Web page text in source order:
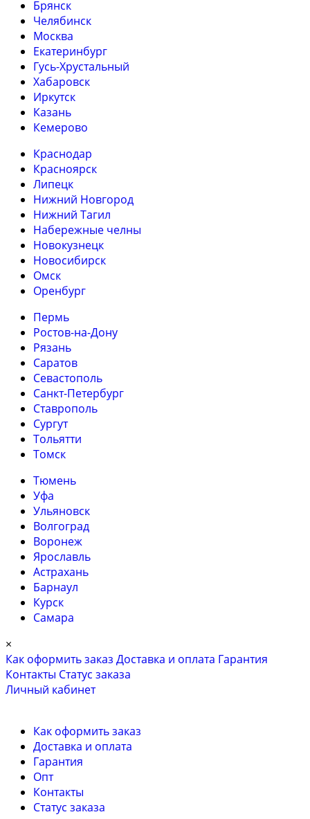
Брянск
Челябинск
Москва
Екатеринбург
Гусь-Хрустальный
Хабаровск
Иркутск
Казань
Кемерово
Краснодар
Красноярск
Липецк
Нижний Новгород
Нижний Тагил
Набережные челны
Новокузнецк
Новосибирск
Омск
Оренбург
Пермь
Ростов-на-Дону
Рязань
Саратов
Севастополь
Санкт-Петербург
Ставрополь
Сургут
Тольятти
Томск
Тюмень
Уфа
Ульяновск
Волгоград
Воронеж
Ярославль
Астрахань
Барнаул
Курск
Самара
×
Как оформить заказ Доставка и оплата Гарантия
Контакты Cтатус заказа
Личный кабинет
Как оформить заказ
Доставка и оплата
Гарантия
Опт
Контакты
Cтатус заказа